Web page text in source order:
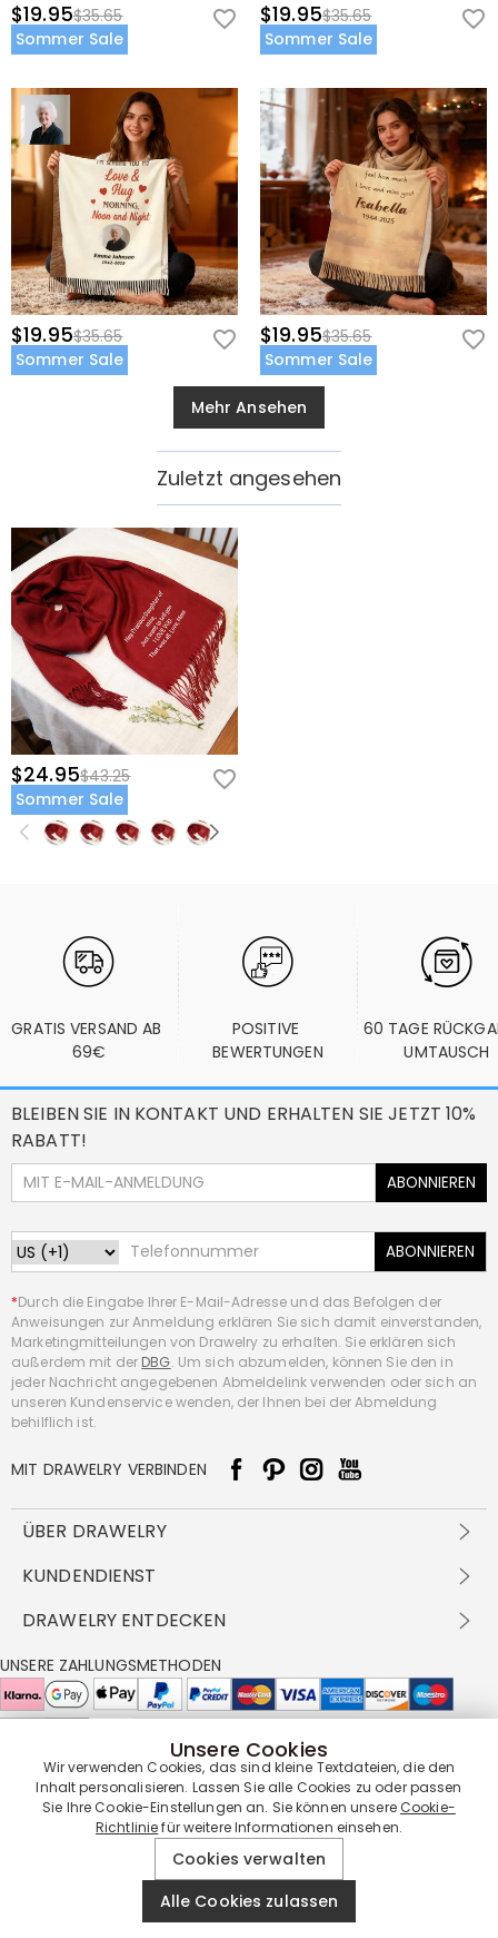
$19.95$35.65
Sommer Sale
$19.95$35.65
Sommer Sale
$19.95$35.65
Sommer Sale
$19.95$35.65
Sommer Sale
Mehr Ansehen
Zuletzt angesehen
$24.95$43.25
Sommer Sale
GRATIS VERSAND AB
69€
POSITIVE
BEWERTUNGEN
60 TAGE
UMTAUSCH
BLEIBEN SIE IN KONTAKT UND ERHALTEN SIE JETZT 10%
RABATT!
ABONNIEREN
ABONNIEREN
*Durch die Eingabe Ihrer E-Mail-Adresse und das Befolgen der
Anweisungen zur Anmeldung erklären Sie sich damit einverstanden,
Marketingmitteilungen von Drawelry zu erhalten. Sie erklären sich
außerdem mit der DBG. Um sich abzumelden, können Sie den in
jeder Nachricht angegebenen Abmeldelink verwenden oder sich an
unseren Kundenservice wenden, der Ihnen bei der Abmeldung
behilflich ist.
MIT DRAWELRY VERBINDEN
ÜBER DRAWELRY
Über Uns
DBG
FAQ
Cookie-Richtlinie
KUNDENDIENST
Versandbedingungen
Rückgabe & Umtausch
Pflegehinweis
DRAWELRY ENTDECKEN
Großhandelsangebot
Drawelry Prime
Bonusprogramm
UNSERE ZAHLUNGSMETHODEN
UNSERE LIEFERPARTNER
UNSERE SERVICEGARANTIE
© 2019 - 2026DrawelryWebsite All Rights Reserved.
Unsere Cookies
Wir verwenden Cookies, das sind kleine Textdateien, die den
Inhalt personalisieren. Lassen Sie alle Cookies zu oder passen
Sie Ihre Cookie-Einstellungen an. Sie können unsereCookie-
Richtliniefür weitere Informationen einsehen.
Cookies verwalten
Alle Cookies zulassen